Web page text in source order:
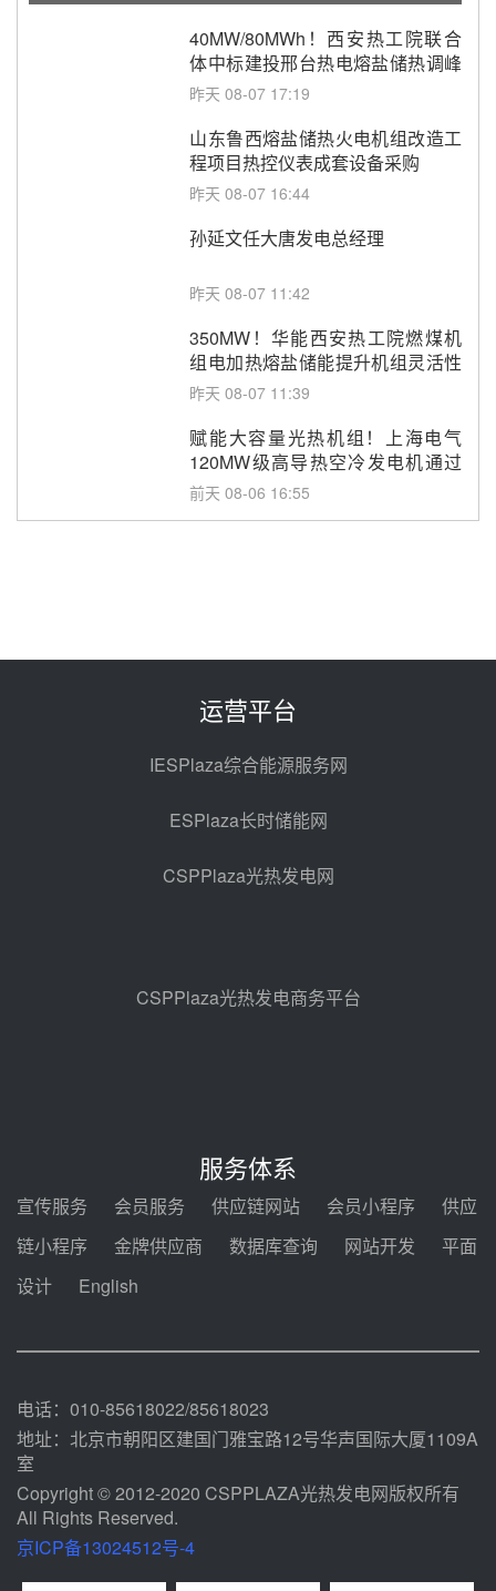
40MW/80MWh！西安热工院联合
体中标建投邢台热电熔盐储热调峰
调频改造EPC项目
昨天 08-07 17:19
山东鲁西熔盐储热火电机组改造工
程项目热控仪表成套设备采购
昨天 08-07 16:44
孙延文任大唐发电总经理
昨天 08-07 11:42
350MW！华能西安热工院燃煤机
组电加热熔盐储能提升机组灵活性
改造项目初步设计第三方评审服务
昨天 08-07 11:39
赋能大容量光热机组！上海电气
120MW级高导热空冷发电机通过
型式试验
前天 08-06 16:55
100MW光工程性能试验采购
光热示范电站二列蒸汽发生器设备
亚核阀业中标天山北麓100MW光
热发电工程EPC总承包项目熔盐截
止阀、熔盐三偏心蝶阀采购
08-05 17:15
包项目熔盐介质超声波流量计采购
08-05 17:09
电机组灵活性改造项目三元液态盐
采购合同
迪尔化工预中标华能西安热工院
2026-2029年熔盐介质框架协议
100MW光热项目机组调试及性能
运营平台
IESPlaza综合能源服务网
ESPlaza长时储能网
CSPPlaza光热发电网
CSPPlaza光热发电商务平台
服务体系
宣传服务 会员服务 供应链网站 会员小程序
供应
链小程序
金牌供应商 数据库查询 网站开发
平面
设计
English
电话：010-85618022/85618023
地址：北京市朝阳区建国门雅宝路12号华声国际大厦1109A
室
Copyright © 2012-2020 CSPPLAZA光热发电网版权所有
All Rights Reserved.
京ICP备13024512号-4